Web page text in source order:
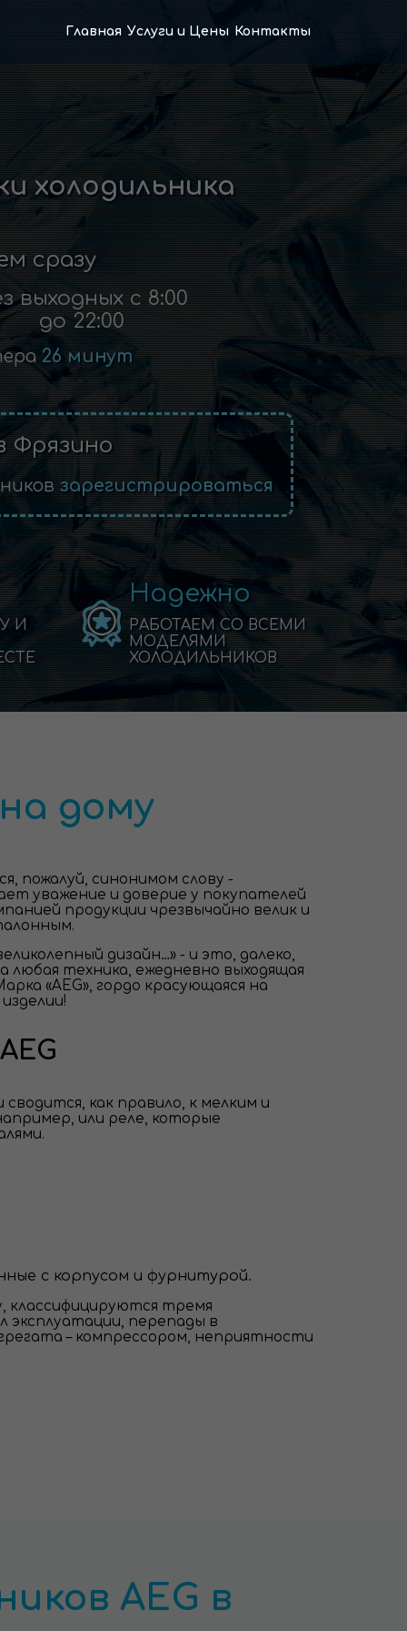
Главная Услуги и Цены Контакты
холодильника
сразу
выходных с 8:00
до 22:00
26 минут
Фрязино
зарегистрироваться
И
Надежно
РАБОТАЕМ СО ВСЕМИ
МОДЕЛЯМИ
ХОЛОДИЛЬНИКОВ
дому
пожалуй, синонимом слову -
уважение и доверие у покупателей
продукции чрезвычайно велик и
дизайн…» - и это, далеко,
любая техника, ежедневно выходящая
«AEG», гордо красующаяся на
сводится, как правило, к мелким и
или реле, которые
с корпусом и фурнитурой.
классифицируются тремя
эксплуатации, перепады в
– компрессором, неприятности
AEG в